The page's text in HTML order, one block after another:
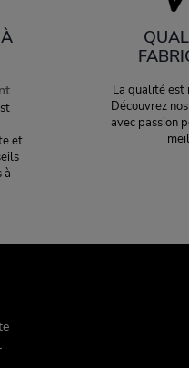
et
à
La qualité est
Découvrez
avec passion